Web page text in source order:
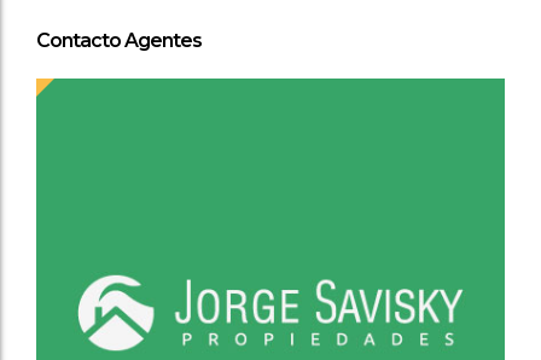
Contacto Agentes